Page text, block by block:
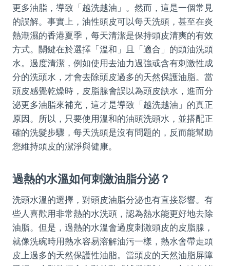
更多油脂，導致「越洗越油」。然而，這是一個常見
的誤解。事實上，油性頭皮可以每天洗頭，甚至在炎
熱潮濕的香港夏季，每天清潔是保持頭皮清爽的有效
方式。關鍵在於選擇「溫和」且「適合」的頭油洗頭
水。過度清潔，例如使用去油力過強或含有刺激性成
分的洗頭水，才會去除頭皮過多的天然保護油脂。當
頭皮感覺乾燥時，皮脂腺會誤以為頭皮缺水，進而分
泌更多油脂來補充，這才是導致「越洗越油」的真正
原因。所以，只要使用溫和的油頭洗頭水，並搭配正
確的洗髮步驟，每天洗頭是沒有問題的，反而能幫助
您維持頭皮的潔淨與健康。
過熱的水溫如何刺激油脂分泌？
洗頭水溫的選擇，對頭皮油脂分泌也有直接影響。有
些人喜歡用非常熱的水洗頭，認為熱水能更好地去除
油脂。但是，過熱的水溫會過度刺激頭皮的皮脂腺，
就像洗碗時用熱水容易溶解油污一樣，熱水會帶走頭
皮上過多的天然保護性油脂。當頭皮的天然油脂屏障